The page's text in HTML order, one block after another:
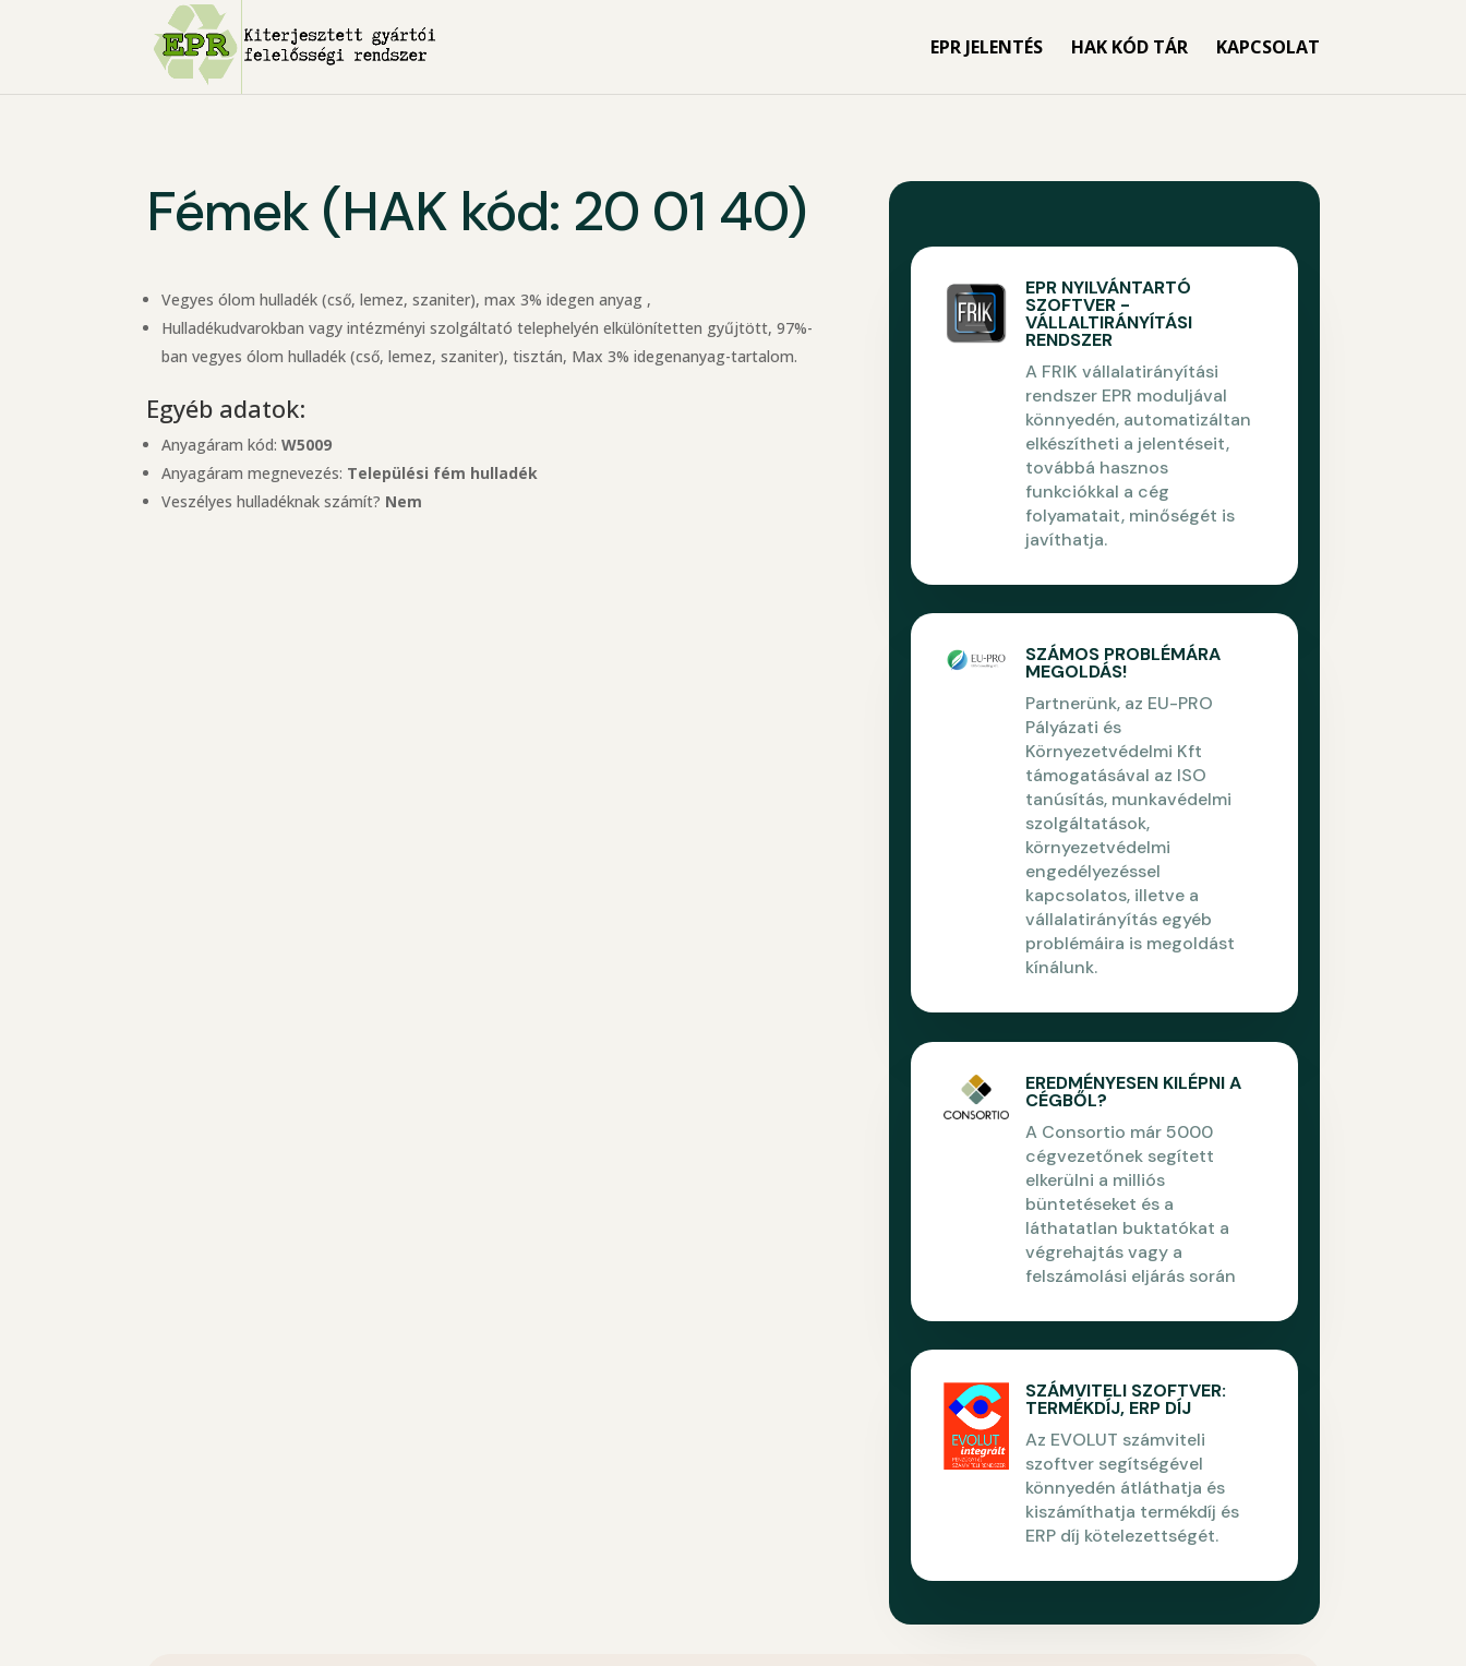
EPR JELENTÉS HAK KÓD TÁR KAPCSOLAT
Fémek (HAK kód: 20 01 40)
Vegyes ólom hulladék (cső, lemez, szaniter), max 3% idegen anyag ,
Hulladékudvarokban vagy intézményi szolgáltató telephelyén elkülönítetten gyűjtött, 97%-
ban vegyes ólom hulladék (cső, lemez, szaniter), tisztán, Max 3% idegenanyag-tartalom.
Egyéb adatok:
Anyagáram kód:W5009
Anyagáram megnevezés: Települési fém hulladék
Veszélyes hulladéknak számít? Nem
EPR NYILVÁNTARTÓ
SZOFTVER -
VÁLLALTIRÁNYÍTÁSI
RENDSZER
A FRIK vállalatirányítási
rendszer EPR moduljával
könnyedén, automatizáltan
elkészítheti a jelentéseit,
továbbá hasznos
funkciókkal a cég
folyamatait, minőségét is
javíthatja.
SZÁMOS PROBLÉMÁRA
MEGOLDÁS!
Partnerünk, az EU-PRO
Pályázati és
Környezetvédelmi Kft
támogatásával az ISO
tanúsítás, munkavédelmi
szolgáltatások,
környezetvédelmi
engedélyezéssel
kapcsolatos, illetve a
vállalatirányítás egyéb
problémáira is megoldást
kínálunk.
EREDMÉNYESEN KILÉPNI A
CÉGBŐL?
A Consortio már 5000
cégvezetőnek segített
elkerülni a milliós
büntetéseket és a
láthatatlan buktatókat a
végrehajtás vagy a
felszámolási eljárás során
SZÁMVITELI SZOFTVER:
TERMÉKDÍJ, ERP DÍJ
Az EVOLUT számviteli
szoftver segítségével
könnyedén átláthatja és
kiszámíthatja termékdíj és
ERP díj kötelezettségét.